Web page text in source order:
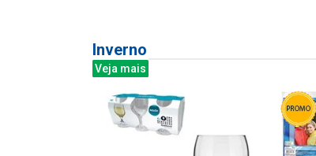
Inverno
Veja mais